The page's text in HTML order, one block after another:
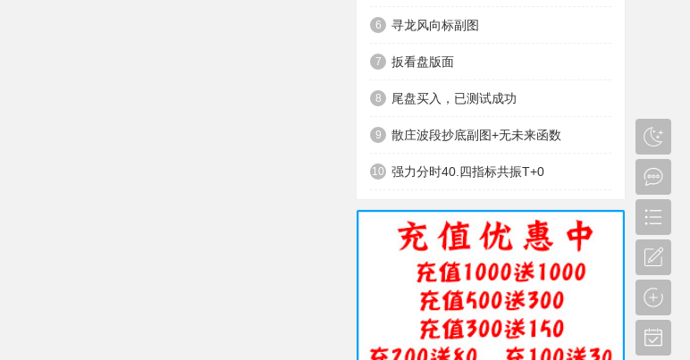
6 寻龙风向标副图
7 扳看盘版面
8 尾盘买入，已测试成功
9 散庄波段抄底副图+无未来函数
10 强力分时40.四指标共振T+0